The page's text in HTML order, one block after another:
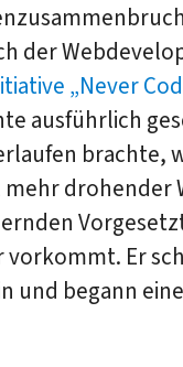
der
„Never
ausführlich
brachte,
drohender
vorkommt. Er
und begann